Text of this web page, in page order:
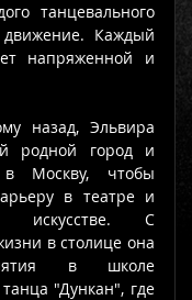
танцевального
движение. Каждый
напряженной и
назад, Эльвира
родной город и
в Москву, чтобы
в театре и
искусстве. С
в столице она
в школе
"Дункан", где